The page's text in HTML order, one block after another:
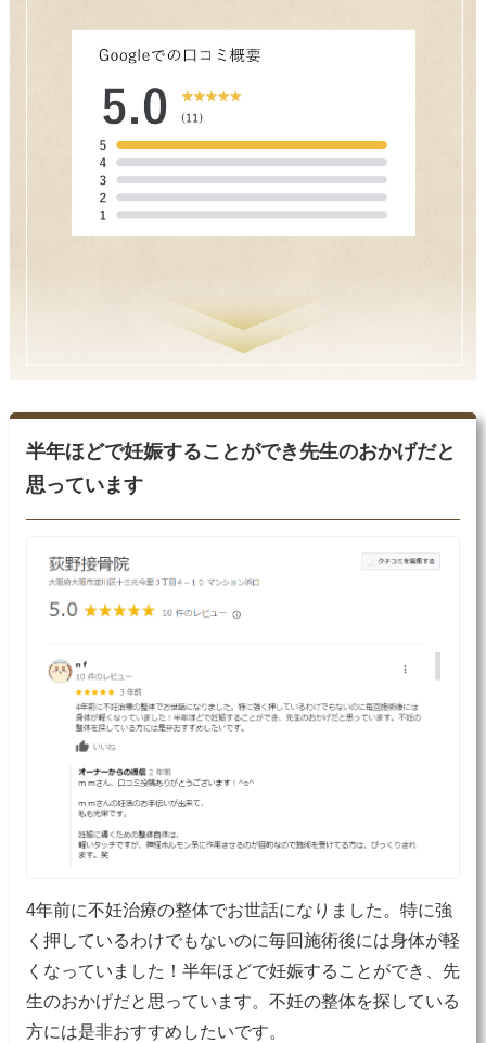
半年ほどで妊娠することができ先生のおかげだと
思っています
4年前に不妊治療の整体でお世話になりました。特に強
く押しているわけでもないのに毎回施術後には身体が軽
くなっていました！半年ほどで妊娠することができ、先
生のおかげだと思っています。不妊の整体を探している
方には是非おすすめしたいです。